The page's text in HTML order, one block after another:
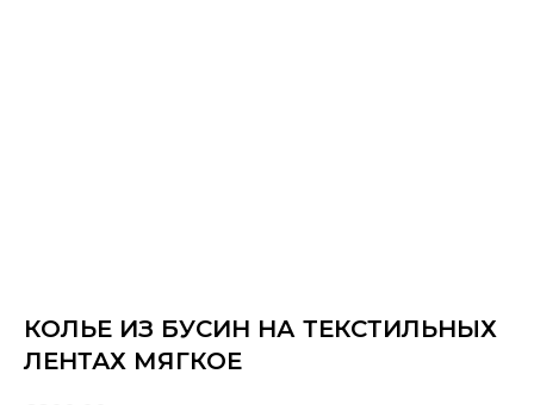
КОЛЬЕ ИЗ БУСИН НА ТЕКСТИЛЬНЫХ
ЛЕНТАХ МЯГКОЕ